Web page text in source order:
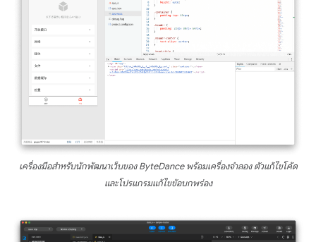
เครื่องมือสำหรับนักพัฒนาเว็บของ ByteDance พร้อมเครื่องจำลอง ตัวแก้ไขโค้ด
และโปรแกรมแก้ไขข้อบกพร่อง